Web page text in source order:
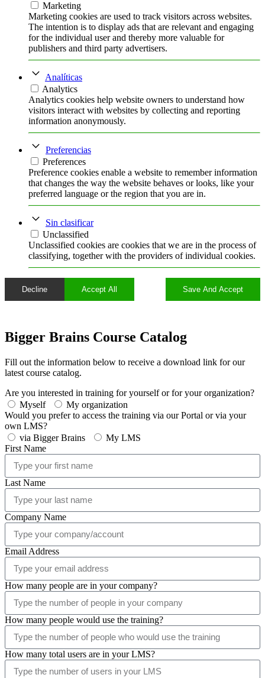
Marketing
Marketing cookies are used to track visitors across websites.
The intention is to display ads that are relevant and engaging
for the individual user and thereby more valuable for
publishers and third party advertisers.
Analíticas
Analytics
Analytics cookies help website owners to understand how
visitors interact with websites by collecting and reporting
information anonymously.
Preferencias
Preferences
Preference cookies enable a website to remember information
that changes the way the website behaves or looks, like your
preferred language or the region that you are in.
Sin clasificar
Unclassified
Unclassified cookies are cookies that we are in the process of
classifying, together with the providers of individual cookies.
Decline Accept All Save And Accept
Bigger Brains Course Catalog
Fill out the information below to receive a download link for our
latest course catalog.
A problem was detected in the following Form. Submitting it
could result in errors. Please contact the site administrator.
Are you interested in training for yourself or for your organization?
Myself
Would you prefer to access the training via our Portal or via your
own LMS?
via Bigger Brains
First Name
Last Name
Company Name
Email Address
How many people are in your company?
How many people would use the training?